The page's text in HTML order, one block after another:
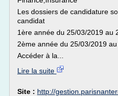
Les dossiers de candidature
candidat
1ère année du 25/03/2019 au
2ème année du 25/03/2019
Accéder à la...
Lire la suite
Site : http://